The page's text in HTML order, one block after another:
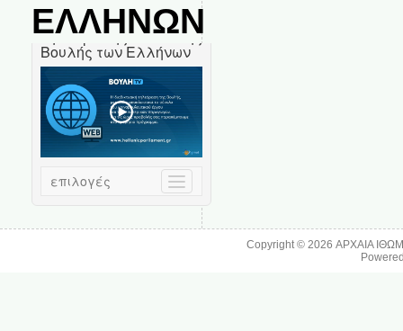
ΕΛΛΗΝΩΝ
Copyright © 2026ΑΡΧΑΙΑ